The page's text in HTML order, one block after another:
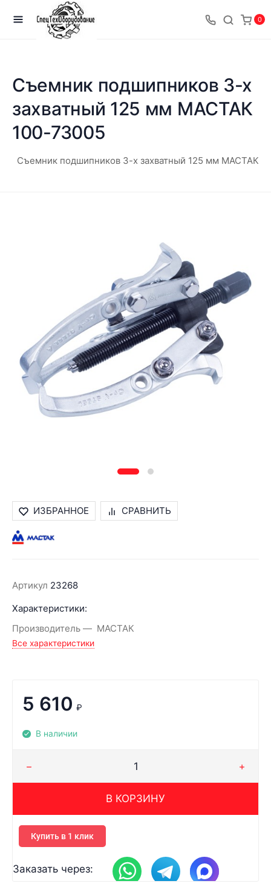
0
Съемник подшипников 3-х
захватный 125 мм МАСТАК
100-73005
Съемник подшипников 3-х захватный 125 мм МАСТАК
ИЗБРАННОЕ СРАВНИТЬ
Артикул 23268
Характеристики:
Производитель
МАСТАК
Все характеристики
5 610 ₽
В наличии
В КОРЗИНУ
Купить в 1 клик
Заказать через: